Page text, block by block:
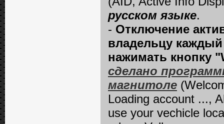
русском языке.
- Отключение
владельцу
нажимать кнопку
сделано
магнитоле
Loading account ...,
use your vechicle